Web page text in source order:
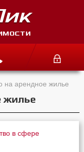
на арендное жилье
жилье
в сфере